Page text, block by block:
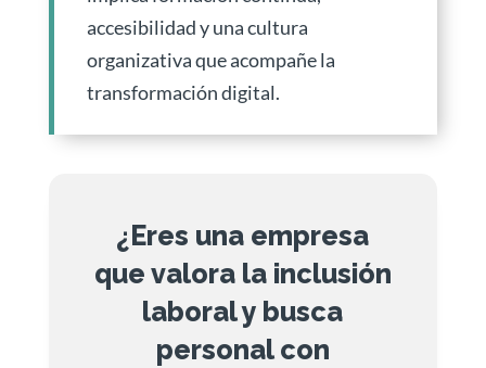
accesibilidad y una cultura
organizativa que acompañe la
transformación digital.
¿Eres una empresa
que valora la inclusión
laboral y busca
personal con